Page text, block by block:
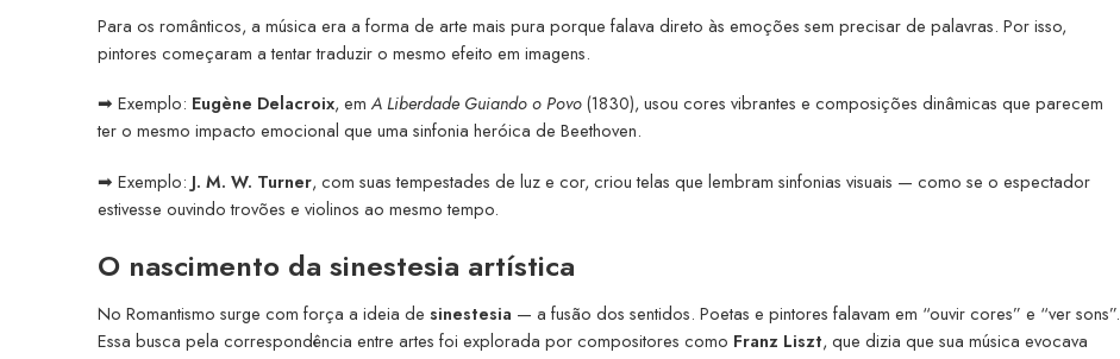
Para os românticos, a música era a forma de arte mais pura porque falava direto às emoções sem precisar de palavras. Por isso,
pintores começaram a tentar traduzir o mesmo efeito em imagens.
➡ Exemplo: Eugène Delacroix, em A Liberdade Guiando o Povo(1830), usou cores vibrantes e composições dinâmicas que parecem
ter o mesmo impacto emocional que uma sinfonia heróica de Beethoven.
➡ Exemplo: J. M. W. Turner, com suas tempestades de luz e cor, criou telas que lembram sinfonias visuais — como se o espectador
estivesse ouvindo trovões e violinos ao mesmo tempo.
O nascimento da sinestesia artística
No Romantismo surge com força a ideia de sinestesia — a fusão dos sentidos. Poetas e pintores falavam em “ouvir cores” e “ver sons”.
Essa busca pela correspondência entre artes foi explorada por compositores como Franz Liszt, que dizia que sua música evocava